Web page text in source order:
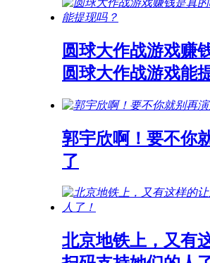
圆球大作战游戏赚
圆球大作战游戏能
郭宇欣啊！要不你
了
北京地铁上，又有